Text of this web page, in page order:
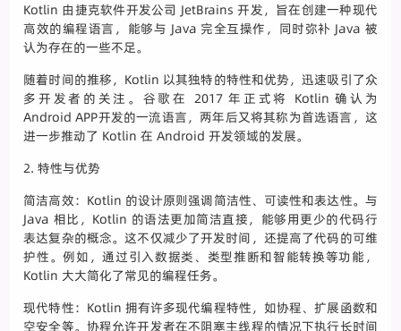
Kotlin 由捷克软件开发公司 JetBrains 开发，旨在创建一种现代
高效的编程语言，能够与 Java 完全互操作，同时弥补 Java 被
认为存在的一些不足。
随着时间的推移，Kotlin 以其独特的特性和优势，迅速吸引了众
多开发者的关注。谷歌在 2017 年正式将 Kotlin 确认为
Android APP开发的一流语言，两年后又将其称为首选语言，这
进一步推动了 Kotlin 在 Android 开发领域的发展。
2. 特性与优势
简洁高效：Kotlin 的设计原则强调简洁性、可读性和表达性。与
Java 相比，Kotlin 的语法更加简洁直接，能够用更少的代码行
表达复杂的概念。这不仅减少了开发时间，还提高了代码的可维
护性。例如，通过引入数据类、类型推断和智能转换等功能，
Kotlin 大大简化了常见的编程任务。
现代特性：Kotlin 拥有许多现代编程特性，如协程、扩展函数和
空安全等。协程允许开发者在不阻塞主线程的情况下执行长时间